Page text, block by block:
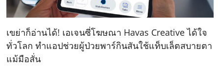
เขย่าก็อ่านได้! เอเจนซี่โฆษณา Havas Creative ได้ใจ
ทั่วโลก ทำแอปช่วยผู้ป่วยพาร์กินสันใช้แท็บเล็ตสบายตา
แม้มือสั่น